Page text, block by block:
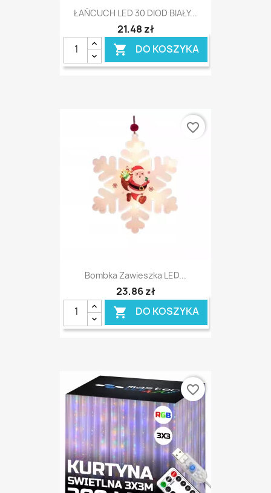
ŁAŃCUCH LED 30 DIOD BIAŁY...
21,48 zł
 DO KOSZYKA
Bombka Zawieszka LED...
23,86 zł
 DO KOSZYKA
favorite_border
favorite_border